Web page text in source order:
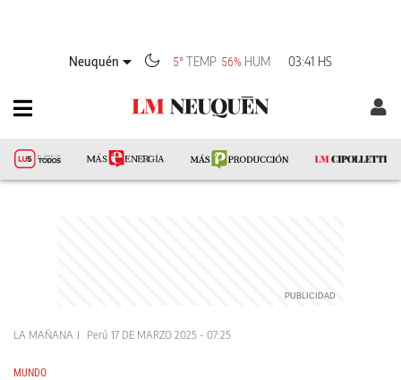
Neuquén 5° TEMP 56% HUM 03:41 HS
LA MAÑANA Perú 17 DE MARZO 2025 - 07:25
MUNDO